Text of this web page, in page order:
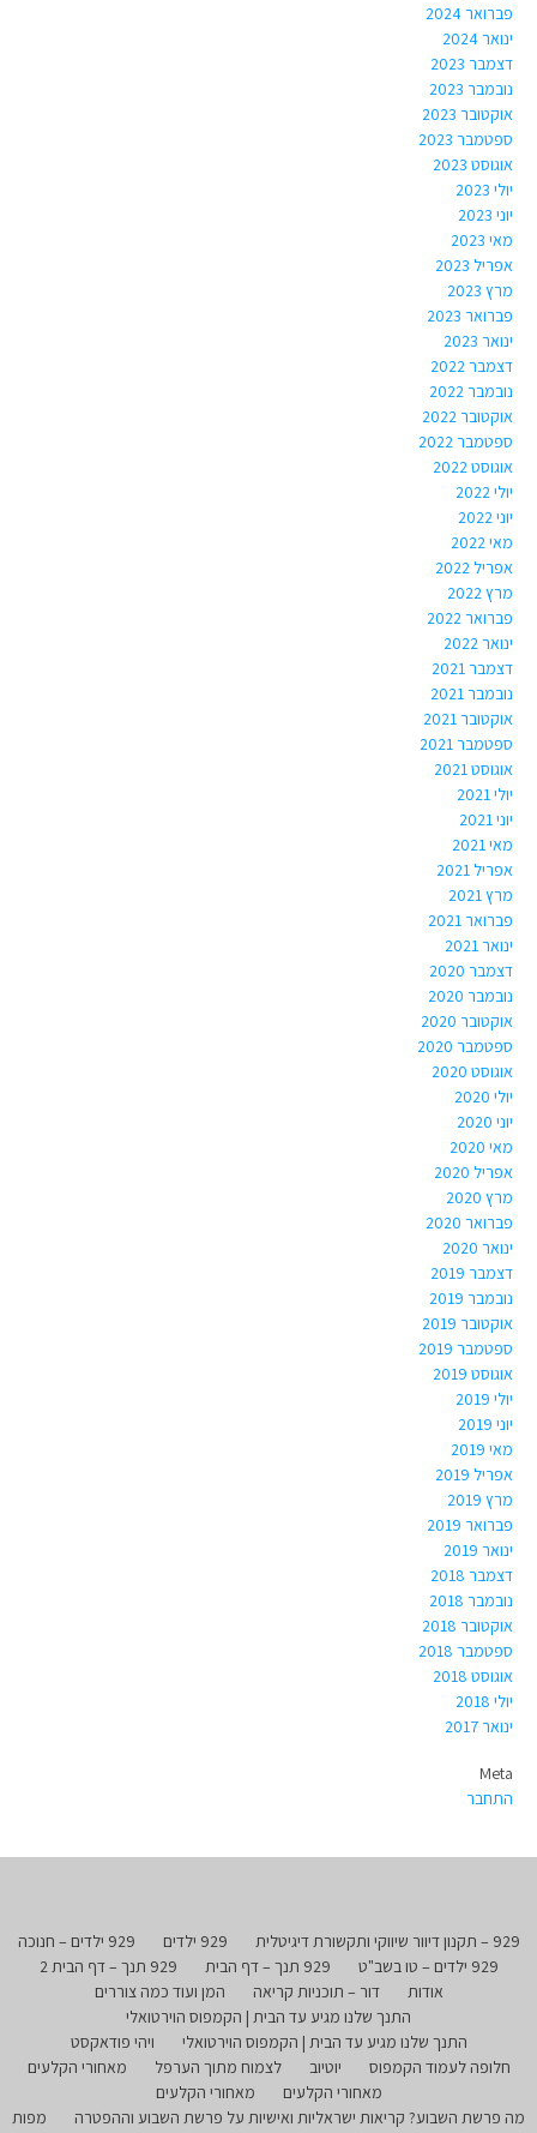
פברואר 2024
ינואר 2024
דצמבר 2023
נובמבר 2023
אוקטובר 2023
ספטמבר 2023
אוגוסט 2023
יולי 2023
יוני 2023
מאי 2023
אפריל 2023
מרץ 2023
פברואר 2023
ינואר 2023
דצמבר 2022
נובמבר 2022
אוקטובר 2022
ספטמבר 2022
אוגוסט 2022
יולי 2022
יוני 2022
מאי 2022
אפריל 2022
מרץ 2022
פברואר 2022
ינואר 2022
דצמבר 2021
נובמבר 2021
אוקטובר 2021
ספטמבר 2021
אוגוסט 2021
יולי 2021
יוני 2021
מאי 2021
אפריל 2021
מרץ 2021
פברואר 2021
ינואר 2021
דצמבר 2020
נובמבר 2020
אוקטובר 2020
ספטמבר 2020
אוגוסט 2020
יולי 2020
יוני 2020
מאי 2020
אפריל 2020
מרץ 2020
פברואר 2020
ינואר 2020
דצמבר 2019
נובמבר 2019
אוקטובר 2019
ספטמבר 2019
אוגוסט 2019
יולי 2019
יוני 2019
מאי 2019
אפריל 2019
מרץ 2019
פברואר 2019
ינואר 2019
דצמבר 2018
נובמבר 2018
אוקטובר 2018
ספטמבר 2018
אוגוסט 2018
יולי 2018
ינואר 2017
Meta
התחבר
929 – תקנון דיוור שיווקי ותקשורת דיגיטלית 929 ילדים
929 ילדים – חנוכה
929 ילדים – טו בשב"ט
929 תנך – דף הבית
929 תנך – דף הבית 2
אודות
דור – תוכניות קריאה
המן ועוד כמה צוררים
התנך שלנו מגיע עד הבית | הקמפוס הוירטואלי
התנך שלנו מגיע עד הבית | הקמפוס הוירטואלי
ויהי פודאקסט
חלופה לעמוד הקמפוס
יוטיוב לצמוח מתוך הערפל
מאחורי הקלעים
מאחורי הקלעים
מאחורי הקלעים
מה פרשת השבוע? קריאות ישראליות ואישיות על פרשת השבוע וההפטרה
מפות